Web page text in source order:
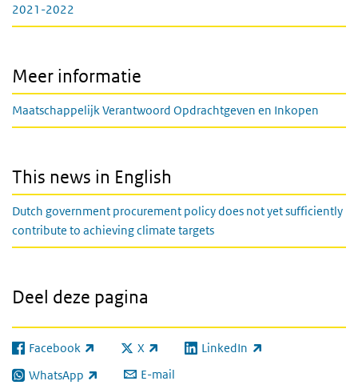
2021-2022
Meer informatie
Maatschappelijk Verantwoord Opdrachtgeven en Inkopen
This news in English
Dutch government procurement policy does not yet sufficiently
contribute to achieving climate targets
Deel deze pagina
Facebook
(externe link) X
(externe link) LinkedIn
(externe link)
WhatsApp
(externe link) E-mail